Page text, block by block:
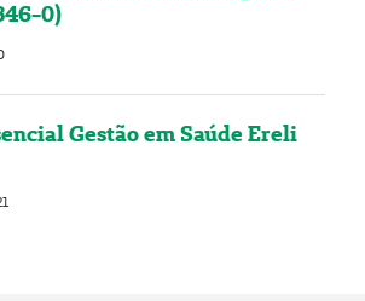
0)
Gestão em Saúde Ereli